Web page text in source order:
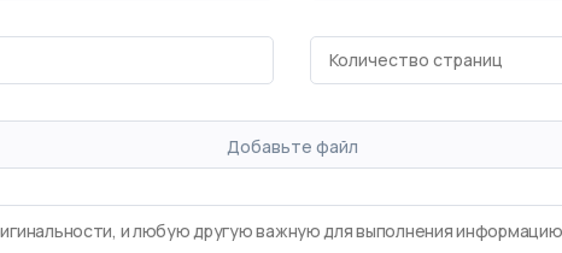
Добавьте файл